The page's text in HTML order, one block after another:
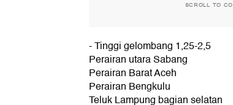
SCROLL TO
- Tinggi gelombang 1,25-2,5
Perairan utara Sabang
Perairan Barat Aceh
Perairan Bengkulu
Teluk Lampung bagian selatan